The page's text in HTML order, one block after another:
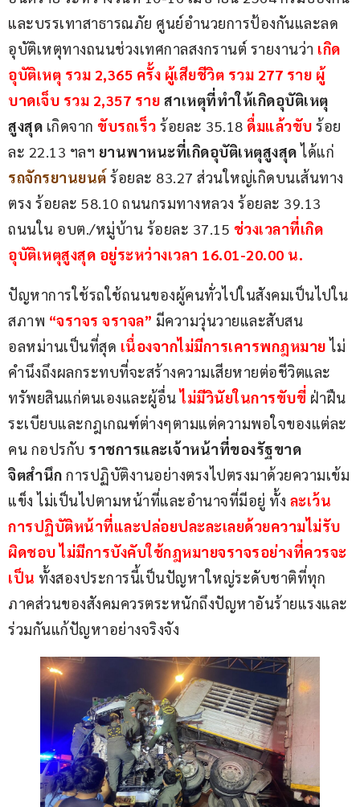
และบรรเทาสาธารณภัย ศูนย์อำนวยการป้องกันและลด
อุบัติเหตุทางถนนช่วงเทศกาลสงกรานต์ รายงานว่า เกิด
อุบัติเหตุ รวม 2,365 ครั้ง ผู้เสียชีวิต รวม 277 ราย ผู้
บาดเจ็บ รวม 2,357 ราย สาเหตุที่ทำให้เกิดอุบัติเหตุ
สูงสุด เกิดจาก ขับรถเร็ว ร้อยละ 35.18 ดื่มแล้วขับ ร้อย
ละ 22.13 ฯลฯ ยานพาหนะที่เกิดอุบัติเหตุสูงสุด ได้แก่
รถจักรยานยนต์ ร้อยละ 83.27 ส่วนใหญ่เกิดบนเส้นทาง
ตรง ร้อยละ 58.10 ถนนกรมทางหลวง ร้อยละ 39.13
ถนนใน อบต./หมู่บ้าน ร้อยละ 37.15 ช่วงเวลาที่เกิด
อุบัติเหตุสูงสุด​ ​อยู่ระหว่างเวลา 16.01-20.00 น.
ปัญหาการใช้รถใช้ถนนของผู้คนทั่วไปในสังคมเป็นไปใน
สภาพ ​ “จราจร​ จราจล” มีความวุ่นวายและสับสน
อลหม่านเป็นที่สุด​ เนื่องจากไม่มีการเคารพกฎหมาย ​ ไม่
คำนึงถึงผลกระทบที่จะสร้างความเสียหายต่อชีวิตและ
ทรัพยสินแก่ตนเองและผู้อื่น​ ไม่มีวินัย​ในการขับขี่ ฝ่าฝืน
ระเบียบและกฎเกณฑ์ต่างๆ​ตามแต่ความพอใจของแต่ละ
คน กอปรกับ ราชการและเจ้าหน้าที่ของรัฐขาด
จิตสำนึก การปฏิบัติงานอย่างตรงไปตรงมาด้วยความเข้ม
แข็ง ไม่เป็นไปตามหน้าที่และอำนาจที่มีอยู่​ ทั้ง ละเว้น
การปฏิบัติหน้าที่และปล่อยปละละเลยด้วยความไม่รับ
ผิดชอบ ไม่มีการบังคับใช้กฎหมายจราจรอย่างที่ควรจะ
เป็น ทั้งสองประการนี้เป็นปัญหาใหญ่ระดับชาติที่ทุก
ภาค​ส่วน​ของสังคม​ควรตระหนักถึงปัญหาอันร้ายแรงและ
ร่วมกันแก้ปัญหาอย่างจริงจัง